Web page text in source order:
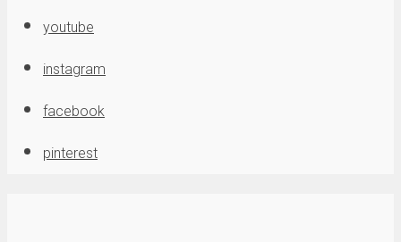
youtube
instagram
facebook
pinterest